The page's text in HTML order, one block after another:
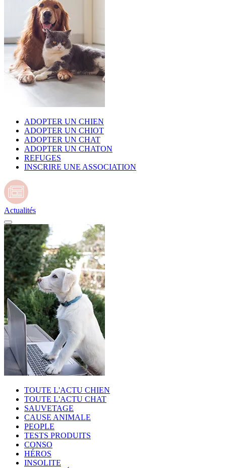
ADOPTER UN CHIEN
ADOPTER UN CHIOT
ADOPTER UN CHAT
ADOPTER UN CHATON
REFUGES
INSCRIRE UNE ASSOCIATION
Actualités
TOUTE L'ACTU CHIEN
TOUTE L'ACTU CHAT
SAUVETAGE
CAUSE ANIMALE
PEOPLE
TESTS PRODUITS
CONSO
HÉROS
INSOLITE